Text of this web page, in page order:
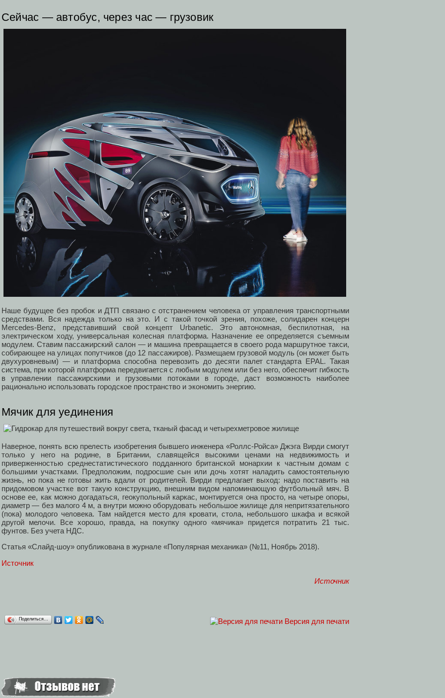
Сейчас — автобус, через час — грузовик
Наше будущее без пробок и ДТП связано с отстранением человека от управления транспортными
средствами. Вся надежда только на это. И с такой точкой зрения, похоже, солидарен концерн
Mercedes-Benz, представивший свой концепт Urbanetic. Это автономная, беспилотная, на
электрическом ходу, универсальная колесная платформа. Назначение ее определяется съемным
модулем. Ставим пассажирский салон — и машина превращается в своего рода маршрутное такси,
собирающее на улицах попутчиков (до 12 пассажиров). Размещаем грузовой модуль (он может быть
двухуровневым) — и платформа способна перевозить до десяти палет стандарта EPAL. Такая
система, при которой платформа передвигается с любым модулем или без него, обеспечит гибкость
в управлении пассажирскими и грузовыми потоками в городе, даст возможность наиболее
рационально использовать городское пространство и экономить энергию.
Мячик для уединения
Наверное, понять всю прелесть изобретения бывшего инженера «Роллс-Ройса» Джэга Вирди смогут
только у него на родине, в Британии, славящейся высокими ценами на недвижимость и
приверженностью среднестатистического подданного британской монархии к частным домам с
большими участками. Предположим, подросшие сын или дочь хотят наладить самостоятельную
жизнь, но пока не готовы жить вдали от родителей. Вирди предлагает выход: надо поставить на
придомовом участке вот такую конструкцию, внешним видом напоминающую футбольный мяч. В
основе ее, как можно догадаться, геокупольный каркас, монтируется она просто, на четыре опоры,
диаметр — без малого 4 м, а внутри можно оборудовать небольшое жилище для непритязательного
(пока) молодого человека. Там найдется место для кровати, стола, небольшого шкафа и всякой
другой мелочи. Все хорошо, правда, на покупку одного «мячика» придется потратить 21 тыс.
фунтов. Без учета НДС.
Статья «Слайд-шоу» опубликована в журнале «Популярная механика» (№11, Ноябрь 2018).
Источник
Источник
Версия для печати
Поделиться…